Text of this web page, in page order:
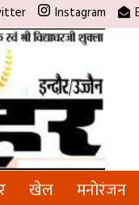
Instagram
खेल मनोरंजन